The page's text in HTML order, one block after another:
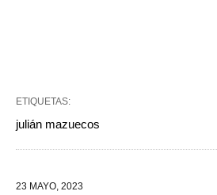
ETIQUETAS:
julián mazuecos
23 MAYO, 2023